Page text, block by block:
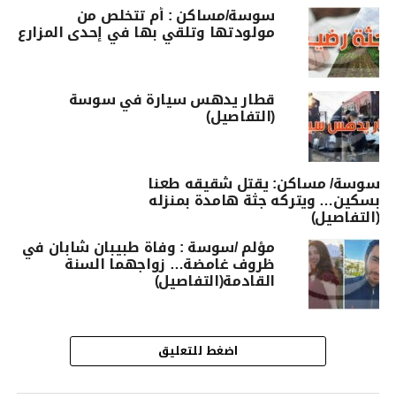
سوسة/مساكن : أم تتخلص من
مولودتها وتلقي بها في إحدى المزارع
قطار يدهس سيارة في سوسة
(التفاصيل)
سوسة/ مساكن: يقتل شقيقه طعنا
بسكين… ويتركه جثة هامدة بمنزله
(التفاصيل)
مؤلم /سوسة : وفاة طبيبان شابان في
ظروف غامضة… زواجهما السنة
القادمة(التفاصيل)
اضغط للتعليق